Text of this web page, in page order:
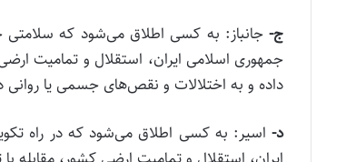
ج‌- جانباز: به کسی اطلاق‌ می‌‌شود که سلامتی
جمهوری اسلامی ایران، استقلال و تمامیت
داده و به اختلالات و نقص‌های جسمی یا روانی
د‌- اسیر: به کسی اطلاق می‌شود که در راه